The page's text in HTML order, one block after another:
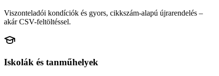
Viszonteladói kondíciók és gyors, cikkszám-alapú újrarendelés –
akár CSV-feltöltéssel.
Iskolák és tanműhelyek